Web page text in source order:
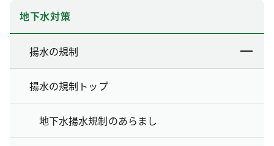
地下水対策
揚水の規制
揚水の規制トップ
地下水揚水規制のあらまし